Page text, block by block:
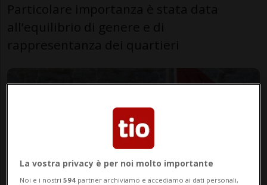
La vostra privacy è per noi molto importante
Noi e i nostri594 partner archiviamo e accediamo ai dati personali,